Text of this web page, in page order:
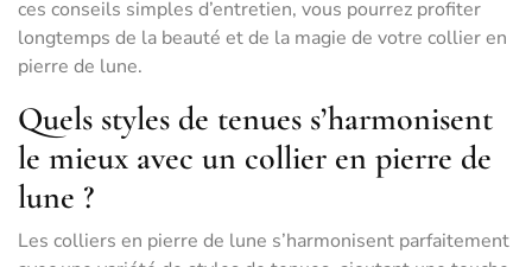
ces conseils simples d’entretien, vous pourrez profiter
longtemps de la beauté et de la magie de votre collier en
pierre de lune.
Quels styles de tenues s’harmonisent
le mieux avec un collier en pierre de
lune ?
Les colliers en pierre de lune s’harmonisent parfaitement